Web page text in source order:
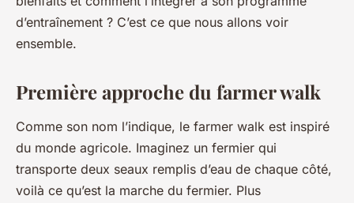
d’entraînement ? C’est ce que nous allons voir
ensemble.
Première approche du farmer walk
Comme son nom l’indique, le farmer walk est inspiré
du monde agricole. Imaginez un fermier qui
transporte deux seaux remplis d’eau de chaque côté,
voilà ce qu’est la marche du fermier. Plus